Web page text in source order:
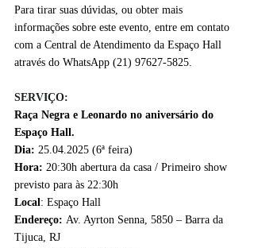
Para tirar suas dúvidas, ou obter mais
informações sobre este evento, entre em contato
com a Central de Atendimento da Espaço Hall
através do WhatsApp (21) 97627-5825.
SERVIÇO:
Raça Negra e Leonardo no aniversário do
Espaço Hall.
Dia: 25.04.2025 (6ª feira)
Hora: 20:30h abertura da casa / Primeiro show
previsto para às 22:30h
Local: Espaço Hall
Endereço: Av. Ayrton Senna, 5850 – Barra da
Tijuca, RJ